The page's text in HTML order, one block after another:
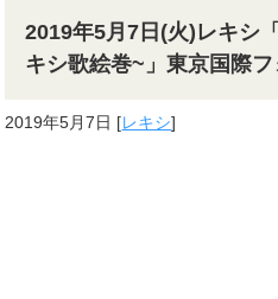
2019年5月7日(火)レキシ
キシ歌絵巻~」東京国際
2019年5月7日 [レキシ]